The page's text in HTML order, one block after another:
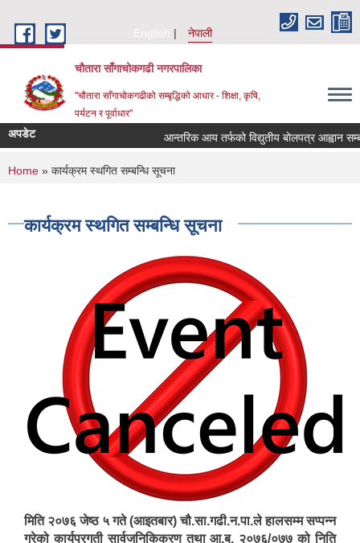
English
नेपाली
चौतारा साँगाचोकगढी नगरपालिका
"चौतारा साँगाचोकगढीको सम्बृद्धिको आधार - शिक्षा, कृषि,
पर्यटन र पूर्वाधार"
अपडेट आन्तरिक आय तर्फको विद्युतीय बोलपत्र आह्वान
You are here
Home » कार्यक्रम स्थगित सम्बन्धि सूचना
कार्यक्रम स्थगित सम्बन्धि सूचना
मिति २०७६ जेष्ठ ५ गते (आइतबार) चौ.सा.गढी.न.पा.ले हालसम्म सप्पन्न
गरेको कार्यप्रगती सार्वजनिकिकरण तथा आ.ब. २०७६/०७७ को निति